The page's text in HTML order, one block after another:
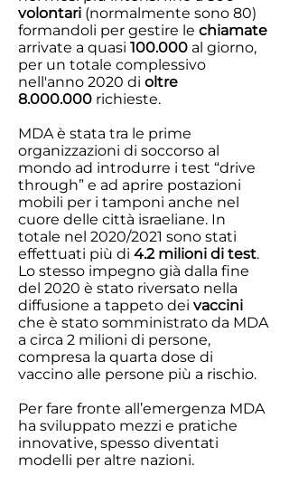
volontari (normalmente sono 80)
formandoli per gestire le chiamate
arrivate a quasi 100.000 al giorno,
per un totale complessivo
nell'anno 2020 di oltre
8.000.000 richieste.
MDA è stata tra le prime
organizzazioni di soccorso al
mondo ad introdurre i test “drive
through” e ad aprire postazioni
mobili per i tamponi anche nel
cuore delle città israeliane. In
totale nel 2020/2021 sono stati
effettuati più di 4.2 milioni di test.
Lo stesso impegno già dalla fine
del 2020 è stato riversato nella
diffusione a tappeto dei vaccini
che è stato somministrato da MDA
a circa 2 milioni di persone,
compresa la quarta dose di
vaccino alle persone più a rischio.
Per fare fronte all’emergenza MDA
ha sviluppato mezzi e pratiche
innovative, spesso diventati
modelli per altre nazioni.